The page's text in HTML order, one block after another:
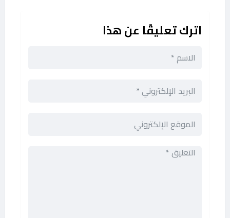
اترك تعليقًا عن هذا